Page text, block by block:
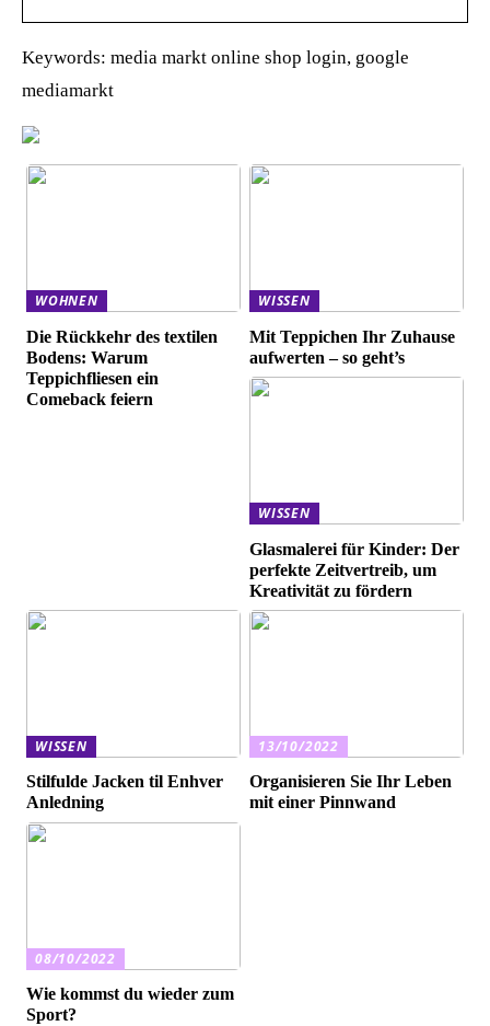
Keywords: media markt online shop login, google
mediamarkt
WOHNEN
Die Rückkehr des textilen
Bodens: Warum
Teppichfliesen ein
Comeback feiern
WISSEN
Mit Teppichen Ihr Zuhause
aufwerten – so geht’s
WISSEN
Glasmalerei für Kinder: Der
perfekte Zeitvertreib, um
Kreativität zu fördern
WISSEN
Stilfulde Jacken til Enhver
Anledning
13/10/2022
Organisieren Sie Ihr Leben
mit einer Pinnwand
08/10/2022
Wie kommst du wieder zum
Sport?